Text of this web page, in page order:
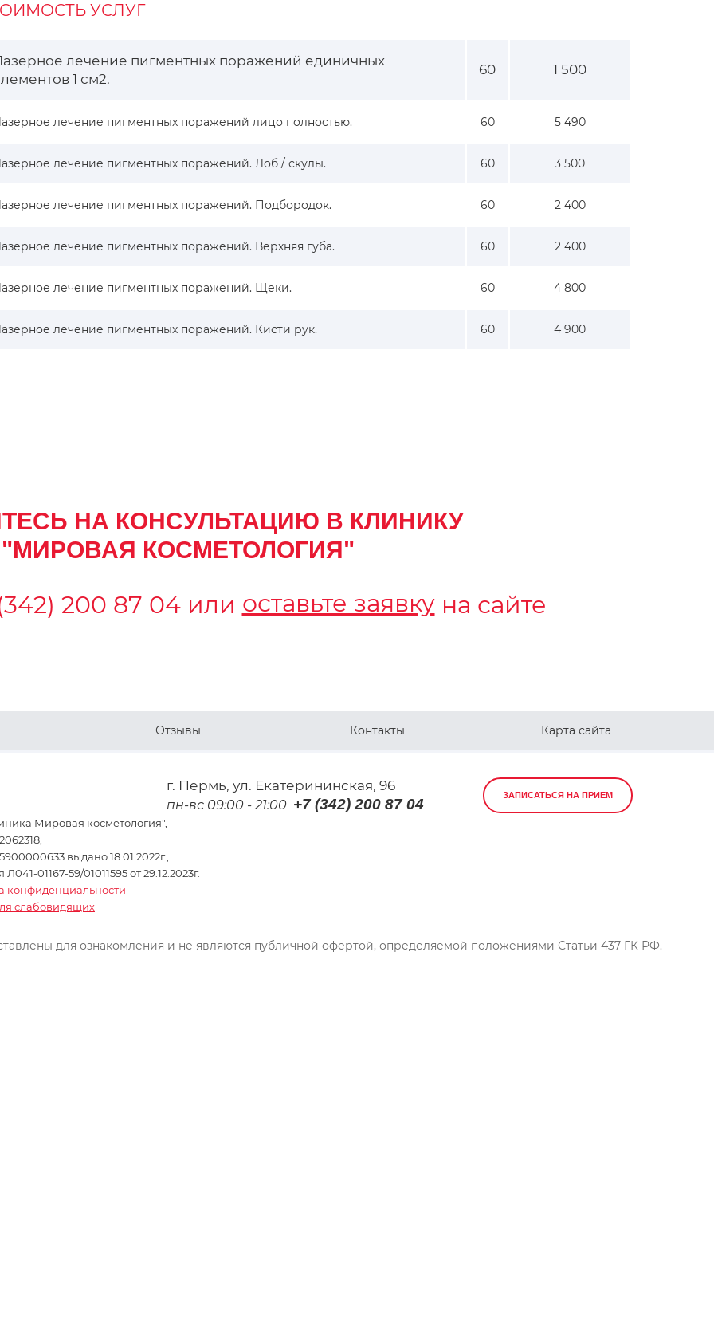
УСЛУГ
лечение пигментных поражений единичных
1 см2.
60 1 500
лечение пигментных поражений лицо полностью. 60 5 490
лечение пигментных поражений. Лоб / скулы. 60 3 500
лечение пигментных поражений. Подбородок. 60 2 400
лечение пигментных поражений. Верхняя губа. 60 2 400
лечение пигментных поражений. Щеки. 60 4 800
лечение пигментных поражений. Кисти рук. 60 4 900
НА КОНСУЛЬТАЦИЮ В КЛИНИКУ
"МИРОВАЯ КОСМЕТОЛОГИЯ"
200 87 04или оставьте заявкуна сайте
Отзывы Контакты Карта сайта
г. Пермь, ул. Екатерининская, 96
пн-вс 09:00 - 21:00 +7 (342) 200 87 04
Мировая косметология",
выдано 18.01.2022г.,
01167-59/01011595 от 29.12.2023г.
конфиденциальности
слабовидящих
ЗАПИСАТЬСЯ НА ПРИЕМ
для ознакомления и не являются публичной офертой, определяемой положениями Статьи 437 ГК РФ.